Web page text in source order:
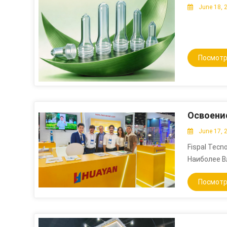
Коробок И
Запайки И
Вторичной
Качества
Готовых
Преформ С
Основу
June 18,
June 17,
Fispal
Наиболее
Пищевых
Мировые